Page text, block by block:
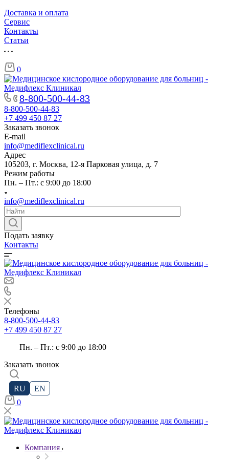
Доставка и оплата
Cервис
Контакты
Статьи
0
8-800-500-44-83
8-800-500-44-83
+7 499 450 87 27
Заказать звонок
E-mail
info@mediflexclinical.ru
Адрес
105203, г. Москва, 12-я Парковая улица, д. 7
Режим работы
Пн. – Пт.: с 9:00 до 18:00
info@mediflexclinical.ru
Подать заявку
Контакты
Телефоны
8-800-500-44-83
+7 499 450 87 27
Пн. – Пт.: с 9:00 до 18:00
Заказать звонок
RU
EN
0
Компания